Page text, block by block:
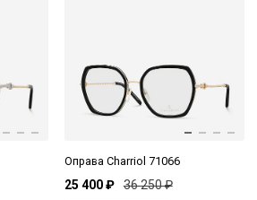
Оправа Charriol 71066
25 400 ₽ 36 250 ₽